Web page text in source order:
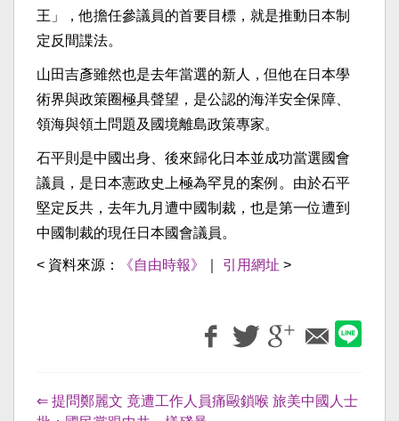
王」，他擔任參議員的首要目標，就是推動日本制
定反間諜法。
山田吉彥雖然也是去年當選的新人，但他在日本學
術界與政策圈極具聲望，是公認的海洋安全保障、
領海與領土問題及國境離島政策專家。
石平則是中國出身、後來歸化日本並成功當選國會
議員，是日本憲政史上極為罕見的案例。由於石平
堅定反共，去年九月遭中國制裁，也是第一位遭到
中國制裁的現任日本國會議員。
< 資料來源： 《自由時報》 引用網址 >
⇐ 提問鄭麗文 竟遭工作人員痛毆鎖喉 旅美中國人士